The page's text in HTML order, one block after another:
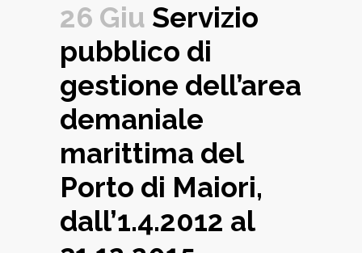
26 Giu Servizio
pubblico di
gestione dell’area
demaniale
marittima del
Porto di Maiori,
dall’1.4.2012 al